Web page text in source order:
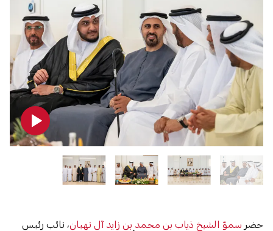
حضر سموّ الشيخ ذياب بن محمد بن زايد آل نهيان، نائب رئيس